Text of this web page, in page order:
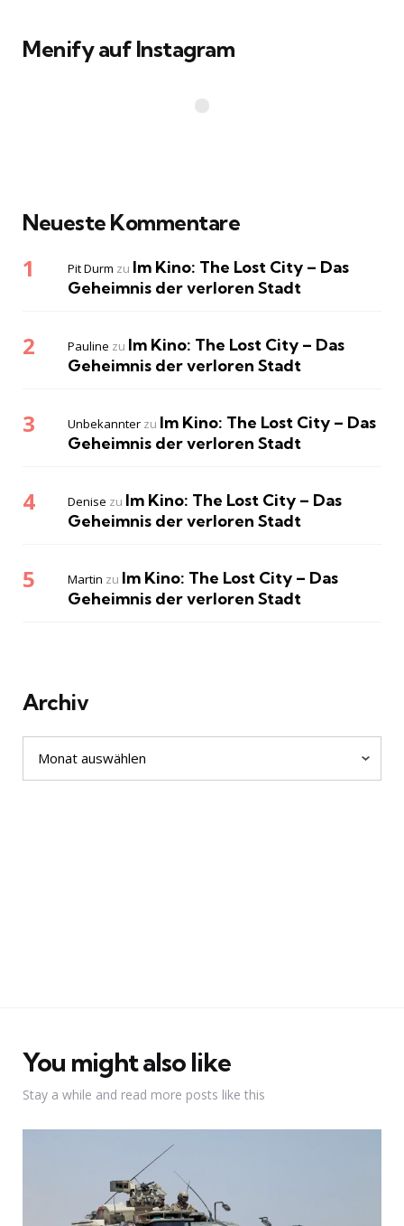
Menify auf Instagram
Neueste Kommentare
Pit Durm zu Im Kino: The Lost City – Das
Geheimnis der verloren Stadt
Pauline zu Im Kino: The Lost City – Das
Geheimnis der verloren Stadt
Unbekannter zu Im Kino: The Lost City – Das
Geheimnis der verloren Stadt
Denise zu Im Kino: The Lost City – Das
Geheimnis der verloren Stadt
Martin zu Im Kino: The Lost City – Das
Geheimnis der verloren Stadt
Archiv
Archiv
You might also like
Stay a while and read more posts like this